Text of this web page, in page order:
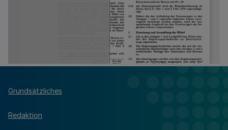
Grundsätzliches
Redaktion